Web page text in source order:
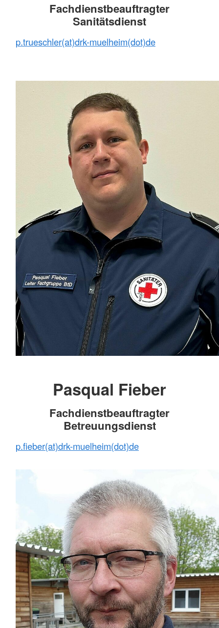
Fachdienstbeauftragter
Sanitätsdienst
p.trueschler(at)drk-muelheim(dot)de
Pasqual Fieber
Fachdienstbeauftragter
Betreuungsdienst
p.fieber(at)drk-muelheim(dot)de